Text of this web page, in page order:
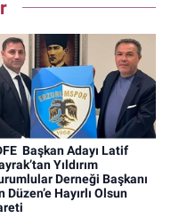
Başkan Adayı Latif
Yıldırım
Derneği Başkanı
Düzen’e Hayırlı Olsun